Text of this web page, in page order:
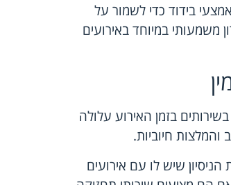
בידוד כדי לשמור על
במיוחד באירועים
בזמן האירוע עלולה
והמלצות חיוביות.
שיש לו עם אירועים